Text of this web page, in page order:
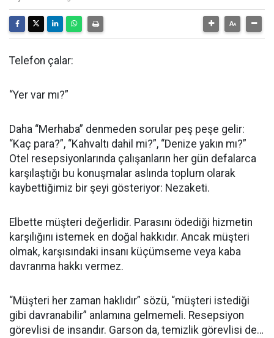
Telefon çalar:
“Yer var mı?”
Daha “Merhaba” denmeden sorular peş peşe gelir:
“Kaç para?”, “Kahvaltı dahil mi?”, “Denize yakın mı?”
Otel resepsiyonlarında çalışanların her gün defalarca
karşılaştığı bu konuşmalar aslında toplum olarak
kaybettiğimiz bir şeyi gösteriyor: Nezaketi.
Elbette müşteri değerlidir. Parasını ödediği hizmetin
karşılığını istemek en doğal hakkıdır. Ancak müşteri
olmak, karşısındaki insanı küçümseme veya kaba
davranma hakkı vermez.
“Müşteri her zaman haklıdır” sözü, “müşteri istediği
gibi davranabilir” anlamına gelmemeli. Resepsiyon
görevlisi de insandır. Garson da, temizlik görevlisi de…